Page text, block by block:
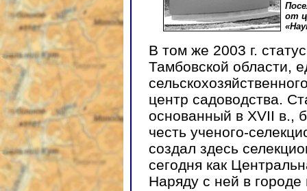
от
В том же 2003 г.
Тамбовской области,
центр садоводства.
основанный в XVII в.,
честь ученого-
создал здесь
сегодня как
Наряду с ней в городе